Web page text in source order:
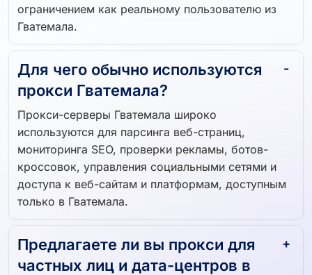
ограничением как реальному пользователю из
Гватемала.
Для чего обычно используются
прокси Гватемала?
Прокси-серверы Гватемала широко
используются для парсинга веб-страниц,
мониторинга SEO, проверки рекламы, ботов-
кроссовок, управления социальными сетями и
доступа к веб-сайтам и платформам, доступным
только в Гватемала.
Предлагаете ли вы прокси для
частных лиц и дата-центров в